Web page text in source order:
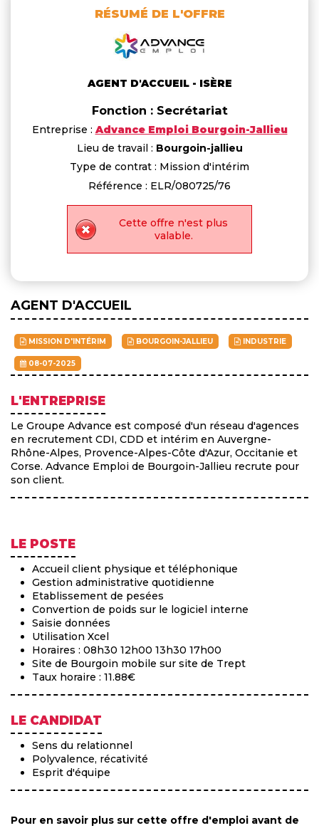
RÉSUMÉ DE L'OFFRE
AGENT D'ACCUEIL - ISÈRE
Fonction : Secrétariat
Entreprise : Advance Emploi Bourgoin-Jallieu
Lieu de travail : Bourgoin-jallieu
Type de contrat : Mission d'intérim
Référence : ELR/080725/76
Cette offre n'est plus
valable.
AGENT D'ACCUEIL
MISSION D'INTÉRIM BOURGOIN-JALLIEU INDUSTRIE
08-07-2025
L'ENTREPRISE
Le Groupe Advance est composé d'un réseau d'agences
en recrutement CDI, CDD et intérim en Auvergne-
Rhône-Alpes, Provence-Alpes-Côte d'Azur, Occitanie et
Corse. Advance Emploi de Bourgoin-Jallieu recrute pour
son client.
LE POSTE
Accueil client physique et téléphonique
Gestion administrative quotidienne
Etablissement de pesées
Convertion de poids sur le logiciel interne
Saisie données
Utilisation Xcel
Horaires : 08h30 12h00 13h30 17h00
Site de Bourgoin mobile sur site de Trept
Taux horaire : 11.88€
LE CANDIDAT
Sens du relationnel
Polyvalence, récativité
Esprit d'équipe
Pour en savoir plus sur cette offre d'emploi avant de